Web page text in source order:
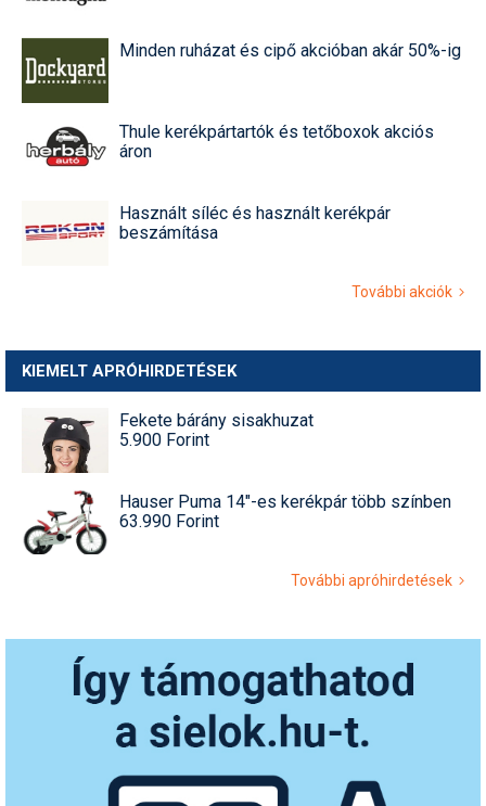
Minden ruházat és cipő akcióban akár 50%-ig
Thule kerékpártartók és tetőboxok akciós
áron
Használt síléc és használt kerékpár
beszámítása
További akciók
KIEMELT APRÓHIRDETÉSEK
Fekete bárány sisakhuzat
5.900 Forint
Hauser Puma 14"-es kerékpár több színben
63.990 Forint
További apróhirdetések